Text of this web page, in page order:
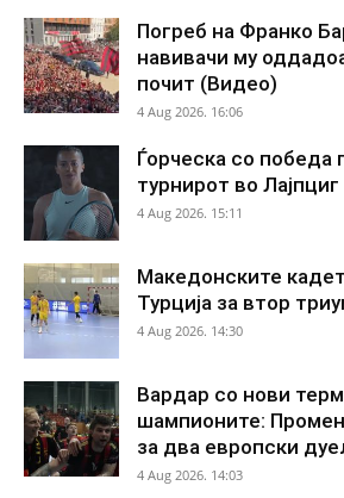
Погреб на Франко
навивачи му
почит (Видео)
4 Aug 2026. 16:06
Ѓорческа со победа
турнирот во Лајпциг
4 Aug 2026. 15:11
Македонските
Турција за втор
4 Aug 2026. 14:30
Вардар со нови
шампионите:
за два европски
4 Aug 2026. 14:03